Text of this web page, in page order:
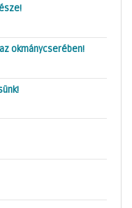
okmánycserében!